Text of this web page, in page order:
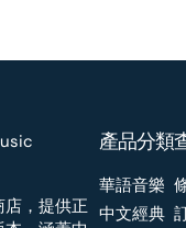
店，提供正
產品分類
華語音樂
中文經典